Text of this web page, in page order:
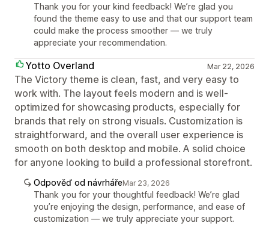
Thank you for your kind feedback! We’re glad you
found the theme easy to use and that our support team
could make the process smoother — we truly
appreciate your recommendation.
Yotto Overland Mar 22, 2026
The Victory theme is clean, fast, and very easy to
work with. The layout feels modern and is well-
optimized for showcasing products, especially for
brands that rely on strong visuals. Customization is
straightforward, and the overall user experience is
smooth on both desktop and mobile. A solid choice
for anyone looking to build a professional storefront.
Odpověď od návrhářeMar 23, 2026
Thank you for your thoughtful feedback! We’re glad
you’re enjoying the design, performance, and ease of
customization — we truly appreciate your support.